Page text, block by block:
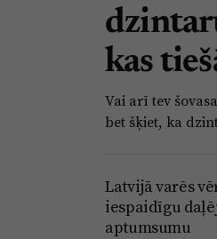
kas
Vai arī tev
bet šķiet, ka
Latvijā varēs
iespaidīgu
aptumsumu